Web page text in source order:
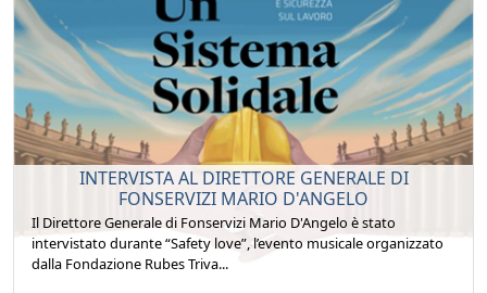
INTERVISTA AL DIRETTORE GENERALE DI
FONSERVIZI MARIO D'ANGELO
Il Direttore Generale di Fonservizi Mario D'Angelo è stato
intervistato durante “Safety love”, l’evento musicale organizzato
dalla Fondazione Rubes Triva...